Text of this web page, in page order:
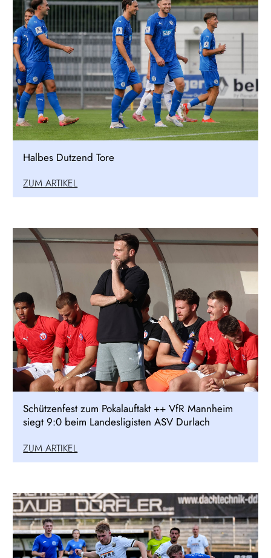
Halbes Dutzend Tore
ZUM ARTIKEL
Schützenfest zum Pokalauftakt ++ VfR Mannheim
siegt 9:0 beim Landesligisten ASV Durlach
ZUM ARTIKEL